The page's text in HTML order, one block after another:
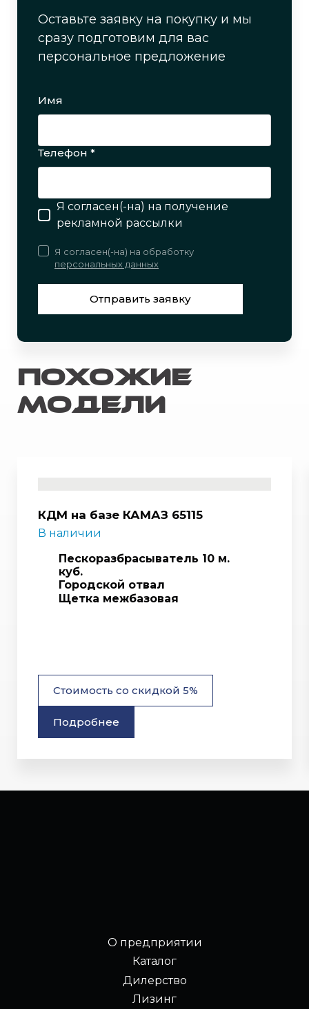
Оставьте заявку на покупку и мы
сразу подготовим для вас
персональное предложение
Имя
Телефон *
Я согласен(-на) на получение
рекламной рассылки
Отправить заявку
Я согласен(-на) на обработку
персональных данных
Похожие
модели
КДМ на базе КАМАЗ 65115
В наличии
Пескоразбрасыватель 10 м.
куб.
Городской отвал
Щетка межбазовая
Стоимость со скидкой 5%
Подробнее
О предприятии
Каталог
Дилерство
Лизинг